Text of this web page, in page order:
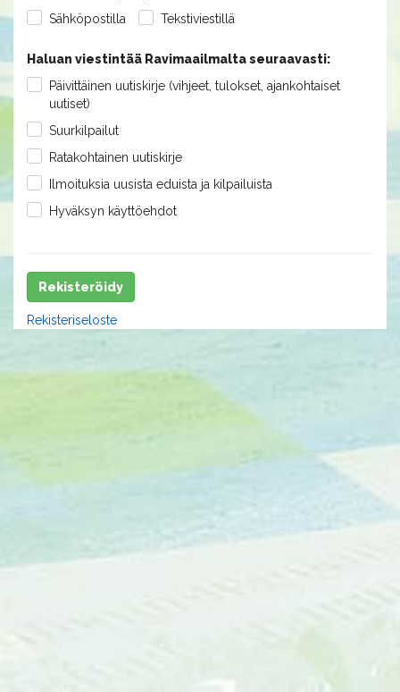
Sähköpostilla Tekstiviestillä
Haluan viestintää Ravimaailmalta seuraavasti:
Päivittäinen uutiskirje (vihjeet, tulokset, ajankohtaiset
uutiset)
Suurkilpailut
Ratakohtainen uutiskirje
Ilmoituksia uusista eduista ja kilpailuista
Hyväksyn käyttöehdot
Rekisteröidy
Rekisteriseloste